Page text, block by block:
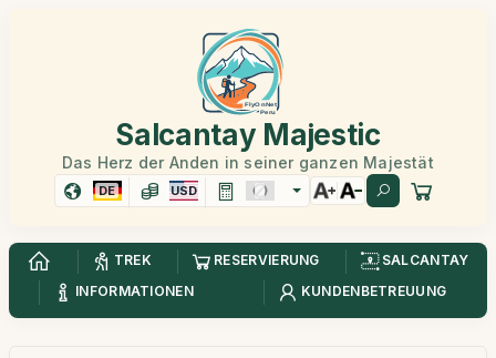
Salcantay Majestic
Das Herz der Anden in seiner ganzen Majestät
DE USD
TREK RESERVIERUNG
SALCANTAY
INFORMATIONEN
KUNDENBETREUUNG